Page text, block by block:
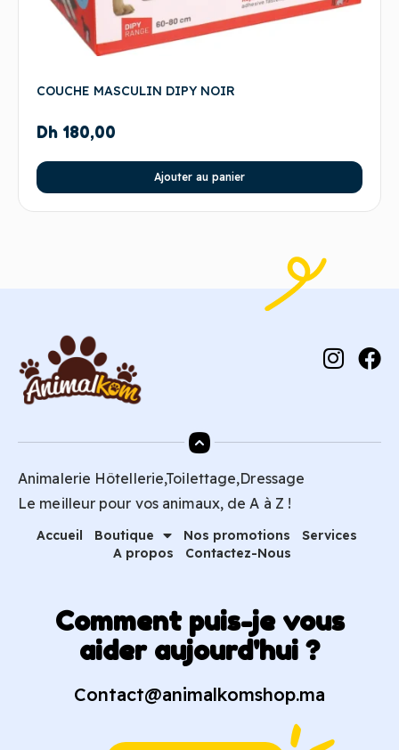
COUCHE MASCULIN DIPY NOIR
Dh 180,00
Ajouter au panier
Animalerie Hôtellerie,Toilettage,Dressage
Le meilleur pour vos animaux, de A à Z !
Accueil Boutique Nos promotions
Services
A propos
Contactez-Nous
Comment puis-je vous
aider aujourd'hui ?
Contact@animalkomshop.ma